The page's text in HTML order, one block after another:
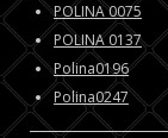
POLINA 0075
POLINA 0137
Polina0196
Polina0247